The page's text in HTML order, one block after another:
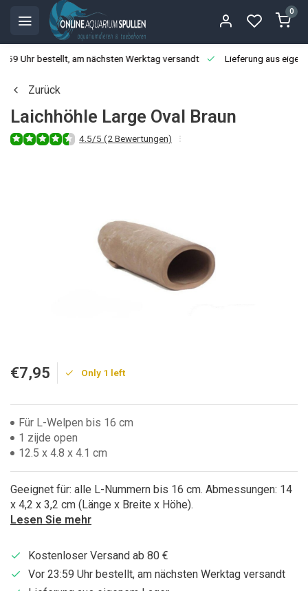
0
Uhr bestellt, am nächsten Werktag versandt Lieferung aus
Zurück
Laichhöhle Large Oval Braun
4.5/5 (2 Bewertungen)
€7,95 Only 1 left
Für L-Welpen bis 16 cm
1 zijde open
12.5 x 4.8 x 4.1 cm
Geeignet für: alle L-Nummern bis 16 cm. Abmessungen: 14
x 4,2 x 3,2 cm (Länge x Breite x Höhe).
Lesen Sie mehr
Kostenloser Versand ab 80 €
Vor 23:59 Uhr bestellt, am nächsten Werktag versandt